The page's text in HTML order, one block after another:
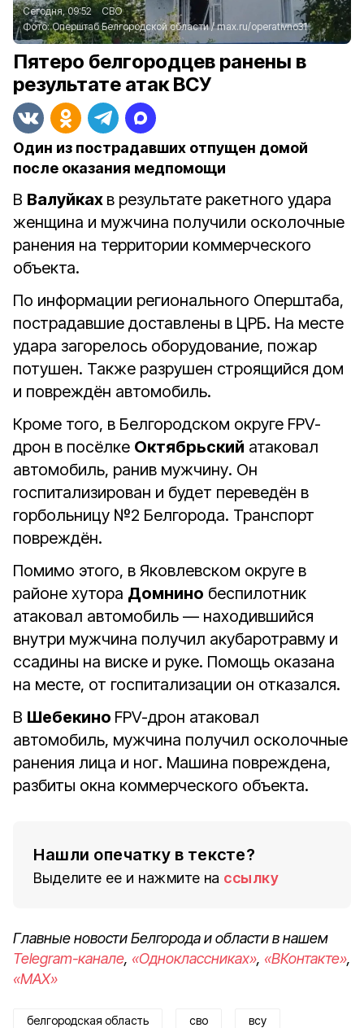
Сегодня, 09:52
СВО
Фото:Оперштаб Белгородской области / max.ru/operativno31
Пятеро белгородцев ранены в
результате атак ВСУ
Один из пострадавших отпущен домой
после оказания медпомощи
В Валуйках в результате ракетного удара
женщина и мужчина получили осколочные
ранения на территории коммерческого
объекта.
По информации регионального Оперштаба,
пострадавшие доставлены в ЦРБ. На месте
удара загорелось оборудование, пожар
потушен. Также разрушен строящийся дом
и повреждён автомобиль.
Кроме того, в Белгородском округе FPV-
дрон в посёлке Октябрьский атаковал
автомобиль, ранив мужчину. Он
госпитализирован и будет переведён в
горбольницу №2 Белгорода. Транспорт
повреждён.
Помимо этого, в Яковлевском округе в
районе хутора Домнино беспилотник
атаковал автомобиль — находившийся
внутри мужчина получил акубаротравму и
ссадины на виске и руке. Помощь оказана
на месте, от госпитализации он отказался.
В Шебекино FPV-дрон атаковал
автомобиль, мужчина получил осколочные
ранения лица и ног. Машина повреждена,
разбиты окна коммерческого объекта.
Нашли опечатку в тексте?
Выделите ее и нажмите на ссылку
Главные новости Белгорода и области в нашем
Telegram-канале, «Одноклассниках», «ВКонтакте»,
«MAX»
белгородская область сво всу